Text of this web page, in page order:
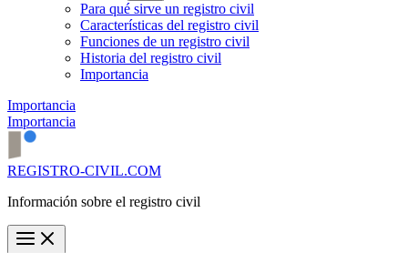
Para qué sirve un registro civil
Características del registro civil
Funciones de un registro civil
Historia del registro civil
Importancia
Importancia
Importancia
REGISTRO-CIVIL.COM
Información sobre el registro civil